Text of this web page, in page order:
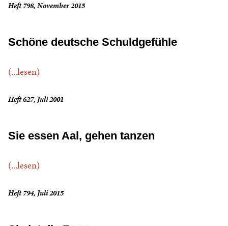
Heft 798, November 2015
Schöne deutsche Schuldgefühle
(...lesen)
Heft 627, Juli 2001
Sie essen Aal, gehen tanzen
(...lesen)
Heft 794, Juli 2015